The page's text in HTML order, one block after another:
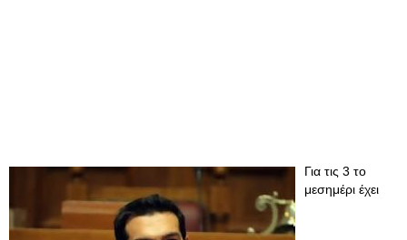
Για τις 3 το
μεσημέρι έχει